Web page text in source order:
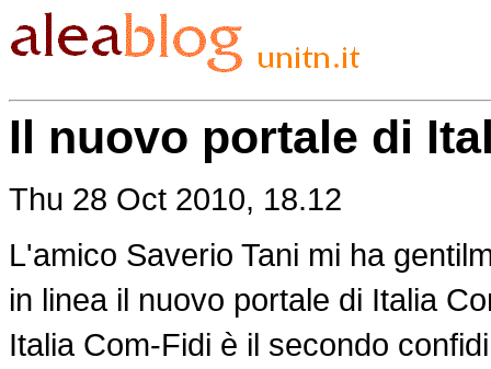
Il nuovo portale di
Thu 28 Oct 2010, 18.12
L'amico Saverio Tani mi ha
in linea il nuovo portale di Italia
Italia Com-Fidi è il secondo